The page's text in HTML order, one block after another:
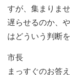
すが、集まりま
遅らせるのか、
はどういう判断
市長
まっすぐのお答